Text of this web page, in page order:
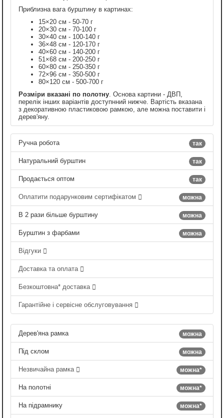
Приблизна вага бурштину в картинах:
15×20 см - 50-70 г
20×30 см - 70-100 г
30×40 см - 100-140 г
36×48 см - 120-170 г
40×60 см - 140-200 г
51×68 см - 200-250 г
60×80 см - 250-350 г
72×96 см - 350-500 г
80×120 см - 500-700 г
Розміри вказані по полотну. Основа картини - ДВП,
перелік інших варіантів доступнний нижче. Вартість вказана
з декоративною пластиковою рамкою, але можна поставити і
дерев'яну.
так
Ручна робота
так
Натуральний бурштин
так
Продається оптом
можна
Оплатити подарунковим сертифікатом
можна
В 2 рази більше бурштину
можна
Бурштин з фарбами
Відгуки
Доставка та оплата
Безкоштовна* доставка
Гарантійне і сервісне обслуговування
можна
Дерев'яна рамка
можна
Під склом
можна*
Незвичайна рамка
можна*
На полотні
можна*
На підрамнику